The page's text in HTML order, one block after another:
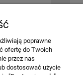
poprawne
ofertę do Twoich
przez nas
dostosować użycie